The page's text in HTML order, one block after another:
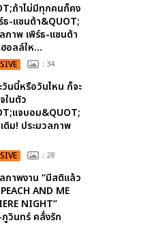
ถ้าไม่มีทุกคนก็คง
ธ-แซนต้า&QUOT;
ภาพ เพิร์ธ-แซนต้า
อลล์ให...
: 34
วันนี้หรือวันไหน ก็จะ
ในตัว
แจบอม&QUOT;
ดิม! ประมวลภาพ
: 28
ภาพงาน “มีสติแล้ว
AND ME
NIGHT”
วินทร์ คลั่งรัก